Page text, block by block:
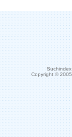
Copyright ©